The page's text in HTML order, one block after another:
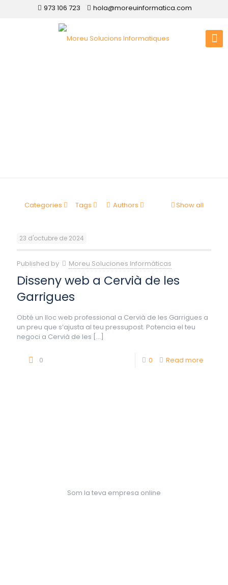
973 106 723 hola@moreuinformatica.com
Categories Tags Authors Show all
23 d'octubre de 2024
Published by Moreu Soluciones Informáticas
Disseny web a Cervià de les
Garrigues
Obté un lloc web professional a Cervià de les Garrigues a
un preu que s’ajusta al teu pressupost. Potencia el teu
negoci a Cervià de les […]
0 0 Read more
Som la teva empresa online